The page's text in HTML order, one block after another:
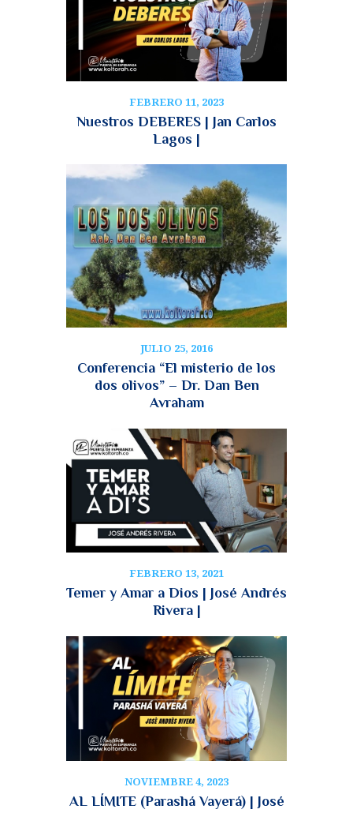
FEBRERO 11, 2023
Nuestros DEBERES | Jan Carlos
Lagos |
JULIO 25, 2016
Conferencia “El misterio de los
dos olivos” – Dr. Dan Ben
Avraham
FEBRERO 13, 2021
Temer y Amar a Dios | José Andrés
Rivera |
NOVIEMBRE 4, 2023
AL LÍMITE (Parashá Vayerá) | José